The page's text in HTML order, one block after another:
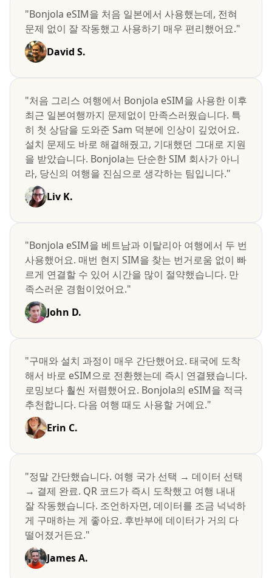
"Bonjola eSIM을 처음 일본에서 사용했는데, 전혀
문제 없이 잘 작동했고 사용하기 매우 편리했어요."
David S.
"처음 그리스 여행에서 Bonjola eSIM을 사용한 이후
최근 일본여행까지 문제없이 만족스러웠습니다. 특
히 첫 상담을 도와준 Sam 덕분에 인상이 깊었어요.
설치 문제도 바로 해결해줬고, 기대했던 그대로 지원
을 받았습니다. Bonjola는 단순한 SIM 회사가 아니
라, 당신의 여행을 진심으로 생각하는 팀입니다."
Liv K.
"Bonjola eSIM을 베트남과 이탈리아 여행에서 두 번
사용했어요. 매번 현지 SIM을 찾는 번거로움 없이 빠
르게 연결할 수 있어 시간을 많이 절약했습니다. 만
족스러운 경험이었어요."
John D.
"구매와 설치 과정이 매우 간단했어요. 태국에 도착
해서 바로 eSIM으로 전환했는데 즉시 연결됐습니다.
로밍보다 훨씬 저렴했어요. Bonjola의 eSIM을 적극
추천합니다. 다음 여행 때도 사용할 거예요."
Erin C.
"정말 간단했습니다. 여행 국가 선택 → 데이터 선택
→ 결제 완료. QR 코드가 즉시 도착했고 여행 내내
잘 작동했습니다. 조언하자면, 데이터를 조금 넉넉하
게 구매하는 게 좋아요. 후반부에 데이터가 거의 다
떨어졌거든요."
James A.